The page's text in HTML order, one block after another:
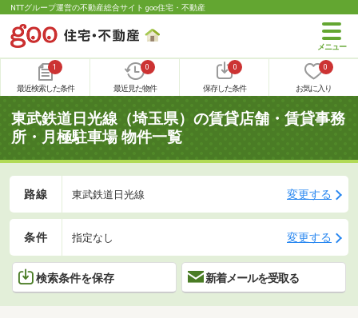
NTTグループ運営の不動産総合サイト goo住宅・不動産
1
最近検索した条件
0
最近見た物件
0
保存した条件
0
お気に入り
東武鉄道日光線（埼玉県）の賃貸店舗・賃貸事務
所・月極駐車場 物件一覧
路線 東武鉄道日光線 変更する
条件 指定なし 変更する
検索条件を保存 新着メールを受取る